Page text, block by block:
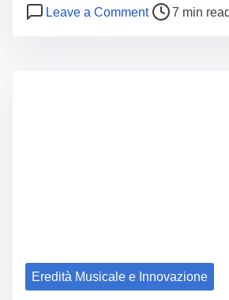
Leave a Commenton Sziget
Post read time 7 min read
Eredità Musicale e Innovazione